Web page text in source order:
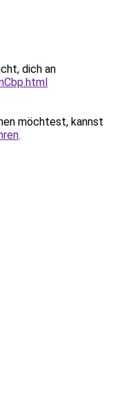
dich an
möchtest, kannst
.